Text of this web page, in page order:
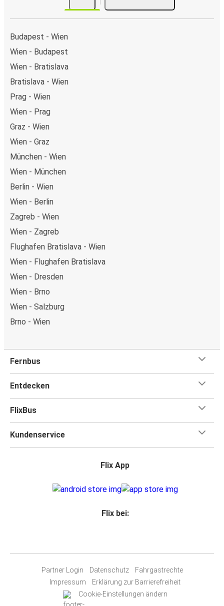
Budapest - Wien
Wien - Budapest
Wien - Bratislava
Bratislava - Wien
Prag - Wien
Wien - Prag
Graz - Wien
Wien - Graz
München - Wien
Wien - München
Berlin - Wien
Wien - Berlin
Zagreb - Wien
Wien - Zagreb
Flughafen Bratislava - Wien
Wien - Flughafen Bratislava
Wien - Dresden
Wien - Brno
Wien - Salzburg
Brno - Wien
Fernbus
Entdecken
FlixBus
Kundenservice
Flix App
Flix bei:
Partner Login Datenschutz
Fahrgastrechte
Impressum
Erklärung zur Barrierefreiheit
Cookie-Einstellungen ändern